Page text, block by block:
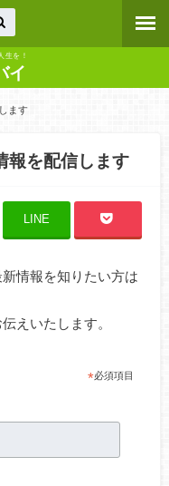
生を！
イ
ます
報を配信します
LINE
情報を知りたい方は
えいたします。
*必須項目